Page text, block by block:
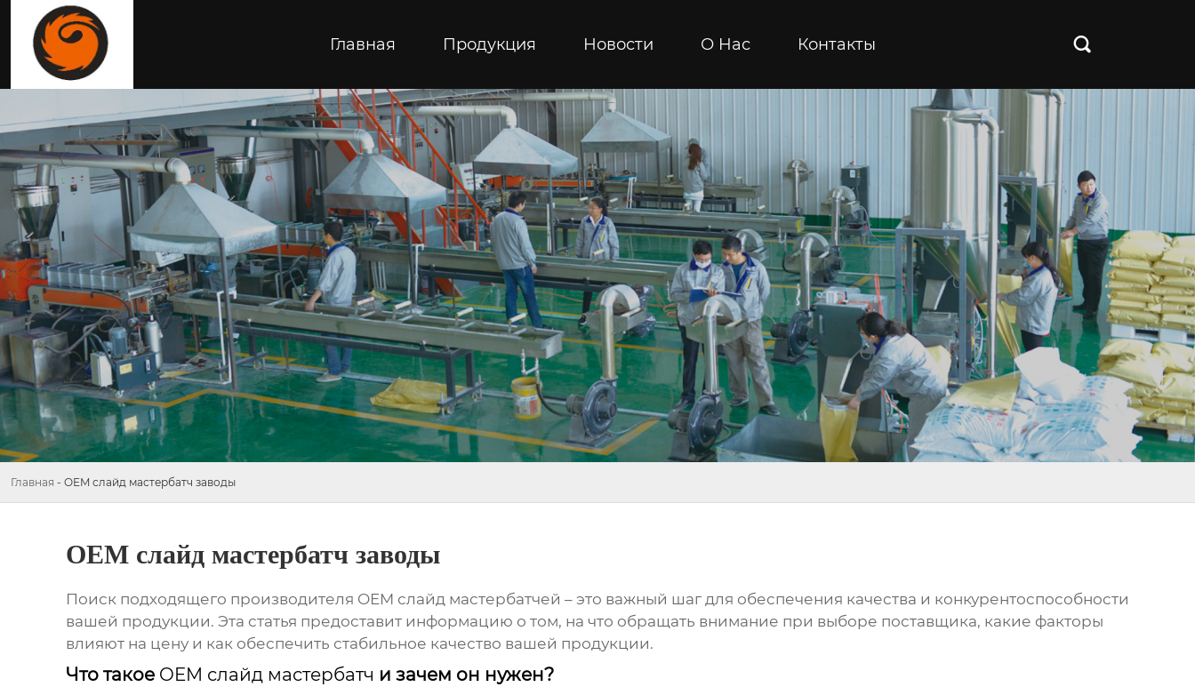
Главная Продукция Новости О Hас Контакты 
Главная - OEM слайд мастербатч заводы
OEM слайд мастербатч заводы
Поиск подходящего производителя OEM слайд мастербатчей – это важный шаг для обеспечения качества и конкурентоспособности
вашей продукции. Эта статья предоставит информацию о том, на что обращать внимание при выборе поставщика, какие факторы
влияют на цену и как обеспечить стабильное качество вашей продукции.
Что такое OEM слайд мастербатч и зачем он нужен?